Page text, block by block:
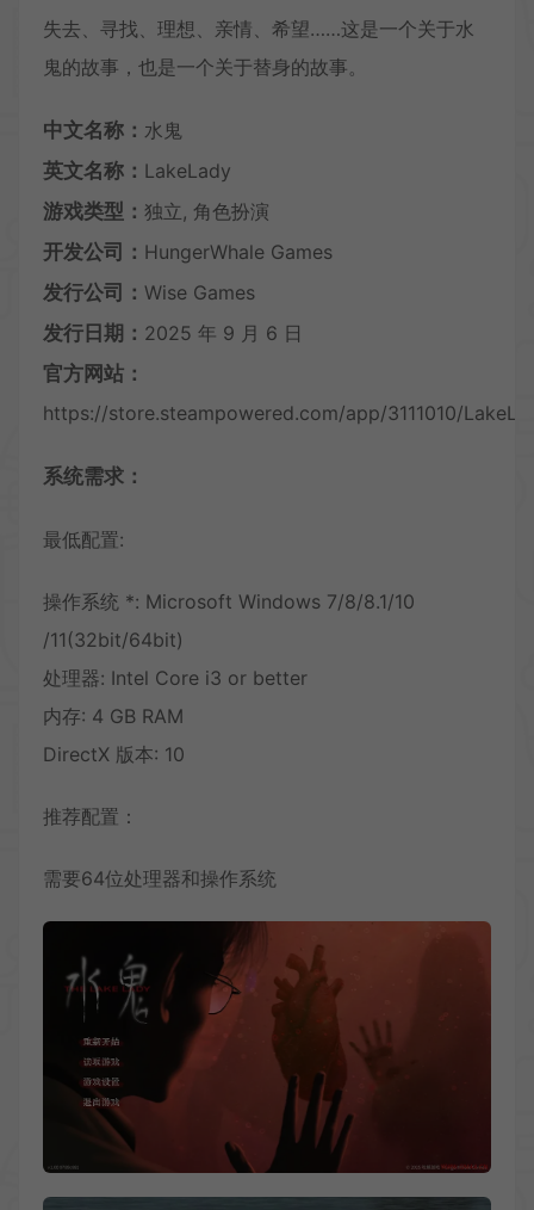
失去、寻找、理想、亲情、希望……这是一个关于水
鬼的故事，也是一个关于替身的故事。
中文名称： 水鬼
英文名称： LakeLady
游戏类型： 独立, 角色扮演
开发公司： HungerWhale Games
发行公司： Wise Games
发行日期： 2025 年 9 月 6 日
官方网站：
https://store.steampowered.com/app/3111010/
系统需求：
最低配置:
操作系统 *: Microsoft Windows 7/8/8.1/10
/11(32bit/64bit)
处理器: Intel Core i3 or better
内存: 4 GB RAM
DirectX 版本: 10
推荐配置：
需要64位处理器和操作系统